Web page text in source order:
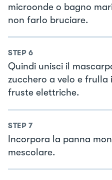
microonde o bagno
non farlo bruciare.
STEP 6
Quindi unisci il
zucchero a velo e frulla
fruste elettriche.
STEP 7
Incorpora la panna
mescolare.